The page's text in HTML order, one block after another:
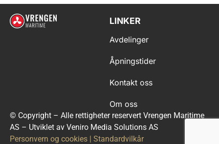
LINKER
Avdelinger
Åpningstider
Kontakt oss
Om oss
© Copyright – Alle rettigheter reservert Vrengen Maritime
AS – Utviklet av Veniro Media Solutions AS
Personvern og cookies | Standardvilkår